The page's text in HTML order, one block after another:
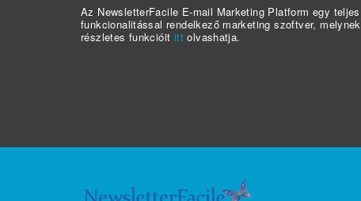
Az NewsletterFacile E-mail Marketing Platform egy teljes
funkcionalitással rendelkező marketing szoftver, melynek
részletes funkcióit ittolvashatja.